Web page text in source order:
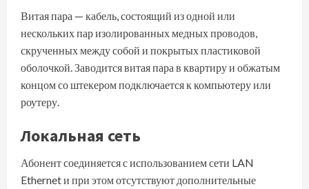
Витая пара — кабель, состоящий из одной или
нескольких пар изолированных медных проводов,
скрученных между собой и покрытых пластиковой
оболочкой. Заводится витая пара в квартиру и обжатым
концом со штекером подключается к компьютеру или
роутеру.
Локальная сеть
Абонент соединяется с использованием сети LAN
Ethernet и при этом отсутствуют дополнительные